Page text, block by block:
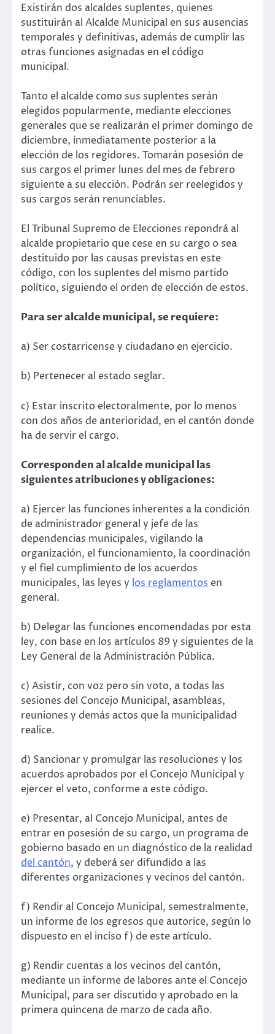
Existirán dos alcaldes suplentes, quienes
sustituirán al Alcalde Municipal en sus ausencias
temporales y definitivas, además de cumplir las
otras funciones asignadas en el código
municipal.
Tanto el alcalde como sus suplentes serán
elegidos popularmente, mediante elecciones
generales que se realizarán el primer domingo de
diciembre, inmediatamente posterior a la
elección de los regidores. Tomarán posesión de
sus cargos el primer lunes del mes de febrero
siguiente a su elección. Podrán ser reelegidos y
sus cargos serán renunciables.
El Tribunal Supremo de Elecciones repondrá al
alcalde propietario que cese en su cargo o sea
destituido por las causas previstas en este
código, con los suplentes del mismo partido
político, siguiendo el orden de elección de estos.
Para ser alcalde municipal, se requiere:
a) Ser costarricense y ciudadano en ejercicio.
b) Pertenecer al estado seglar.
c) Estar inscrito electoralmente, por lo menos
con dos años de anterioridad, en el cantón donde
ha de servir el cargo.
Corresponden al alcalde municipal las
siguientes atribuciones y obligaciones:
a) Ejercer las funciones inherentes a la condición
de administrador general y jefe de las
dependencias municipales, vigilando la
organización, el funcionamiento, la coordinación
y el fiel cumplimiento de los acuerdos
municipales, las leyes y los reglamentos en
general.
b) Delegar las funciones encomendadas por esta
ley, con base en los artículos 89 y siguientes de la
Ley General de la Administración Pública.
c) Asistir, con voz pero sin voto, a todas las
sesiones del Concejo Municipal, asambleas,
reuniones y demás actos que la municipalidad
realice.
d) Sancionar y promulgar las resoluciones y los
acuerdos aprobados por el Concejo Municipal y
ejercer el veto, conforme a este código.
e) Presentar, al Concejo Municipal, antes de
entrar en posesión de su cargo, un programa de
gobierno basado en un diagnóstico de la realidad
del cantón, y deberá ser difundido a las
diferentes organizaciones y vecinos del cantón.
f) Rendir al Concejo Municipal, semestralmente,
un informe de los egresos que autorice, según lo
dispuesto en el inciso f) de este artículo.
g) Rendir cuentas a los vecinos del cantón,
mediante un informe de labores ante el Concejo
Municipal, para ser discutido y aprobado en la
primera quincena de marzo de cada año.